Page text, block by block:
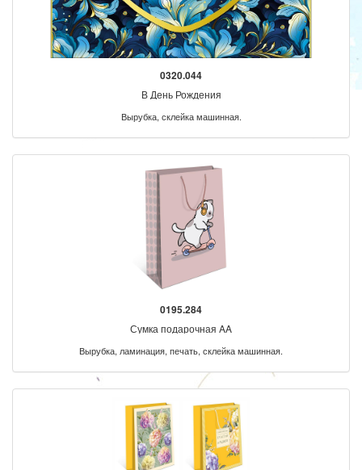
0320.044
В День Рождения
Вырубка, склейка машинная.
0195.284
Сумка подарочная AA
Вырубка, ламинация, печать, склейка машинная.